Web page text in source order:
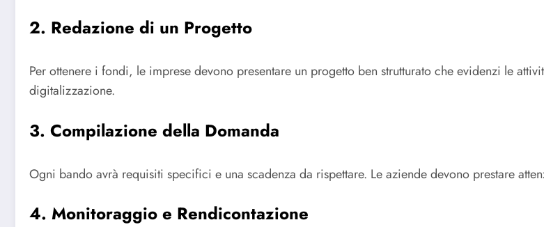
2. Redazione di un Progetto
Per ottenere i fondi, le imprese devono presentare un progetto ben strutturato che evidenzi le
digitalizzazione.
3. Compilazione della Domanda
Ogni bando avrà requisiti specifici e una scadenza da rispettare. Le aziende devono prestare
4. Monitoraggio e Rendicontazione